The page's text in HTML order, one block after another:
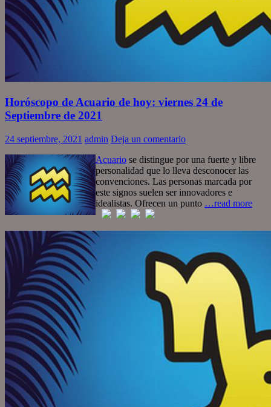
Horóscopo de Acuario de hoy: viernes 24 de
Septiembre de 2021
24 septiembre, 2021 admin Deja un comentario
Acuario se distingue por una fuerte y libre
personalidad que lo lleva desconocer las
convenciones. Las personas marcada por
este signos suelen ser innovadores e
idealistas. Ofrecen un punto …read more